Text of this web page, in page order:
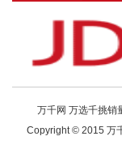
万千网 万选千挑销
Copyright © 2015 万